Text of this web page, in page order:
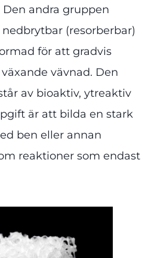
andra gruppen
(resorberbar)
för att gradvis
vävnad. Den
av bioaktiv, ytreaktiv
är att bilda en stark
ben eller annan
reaktioner som endast